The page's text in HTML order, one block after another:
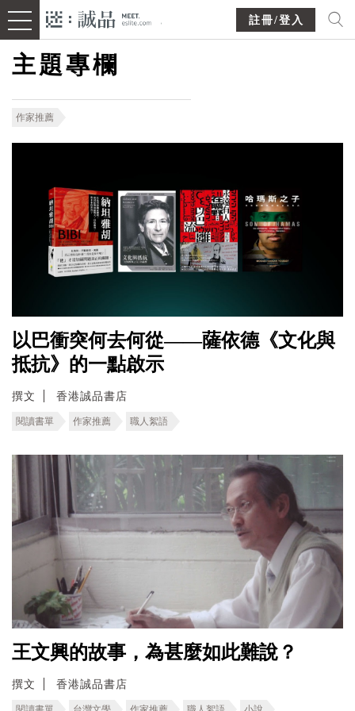
註冊/登入
主題專欄
作家推薦
以巴衝突何去何從——薩依德《文化與
抵抗》的一點啟示
撰文 香港誠品書店
閱讀書單 作家推薦 職人絮語
王文興的故事，為甚麼如此難說？
撰文 香港誠品書店